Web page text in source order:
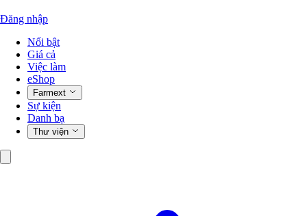
Đăng nhập
Nổi bật
Giá cả
Việc làm
eShop
Farmext
Sự kiện
Danh bạ
Thư viện